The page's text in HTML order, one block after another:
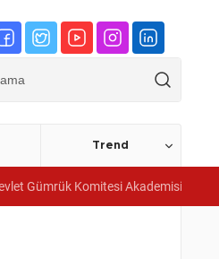
Trend
Akademisine yönetim sistemi